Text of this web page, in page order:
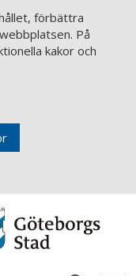
förbättra
På
kakor och